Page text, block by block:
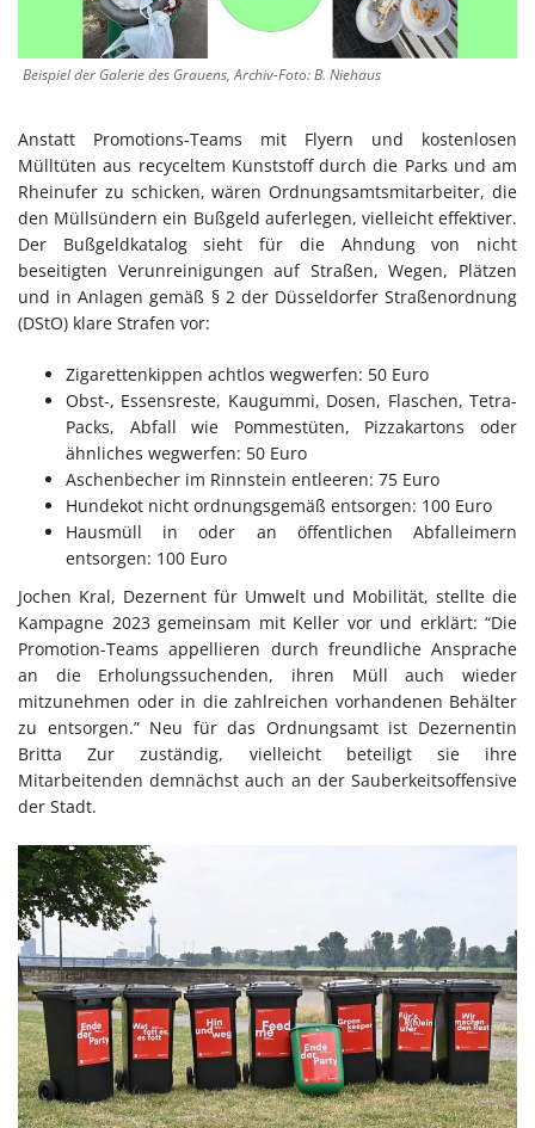
Beispiel der Galerie des Grauens, Archiv-Foto: B. Niehaus
Anstatt Promotions-Teams mit Flyern und kostenlosen
Mülltüten aus recyceltem Kunststoff durch die Parks und am
Rheinufer zu schicken, wären Ordnungsamtsmitarbeiter, die
den Müllsündern ein Bußgeld auferlegen, vielleicht effektiver.
Der Bußgeldkatalog sieht für die Ahndung von nicht
beseitigten Verunreinigungen auf Straßen, Wegen, Plätzen
und in Anlagen gemäß § 2 der Düsseldorfer Straßenordnung
(DStO) klare Strafen vor:
Zigarettenkippen achtlos wegwerfen: 50 Euro
Obst-, Essensreste, Kaugummi, Dosen, Flaschen, Tetra-
Packs, Abfall wie Pommestüten, Pizzakartons oder
ähnliches wegwerfen: 50 Euro
Aschenbecher im Rinnstein entleeren: 75 Euro
Hundekot nicht ordnungsgemäß entsorgen: 100 Euro
Hausmüll in oder an öffentlichen Abfalleimern
entsorgen: 100 Euro
Jochen Kral, Dezernent für Umwelt und Mobilität, stellte die
Kampagne 2023 gemeinsam mit Keller vor und erklärt: “Die
Promotion-Teams appellieren durch freundliche Ansprache
an die Erholungssuchenden, ihren Müll auch wieder
mitzunehmen oder in die zahlreichen vorhandenen Behälter
zu entsorgen.” Neu für das Ordnungsamt ist Dezernentin
Britta Zur zuständig, vielleicht beteiligt sie ihre
Mitarbeitenden demnächst auch an der Sauberkeitsoffensive
der Stadt.